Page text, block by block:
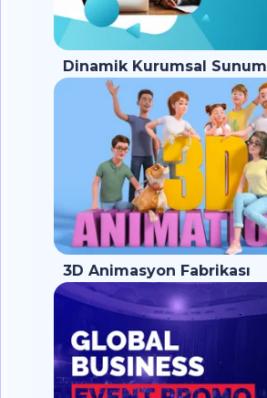
Dinamik Kurumsal Sunum
3D Animasyon Fabrikası